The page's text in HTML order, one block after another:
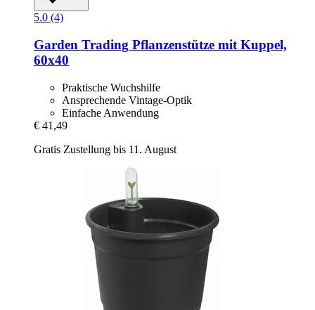
5.0 (4)
Garden Trading Pflanzenstütze mit Kuppel,
60x40
Praktische Wuchshilfe
Ansprechende Vintage-Optik
Einfache Anwendung
€ 41,49
Gratis Zustellung bis 11. August